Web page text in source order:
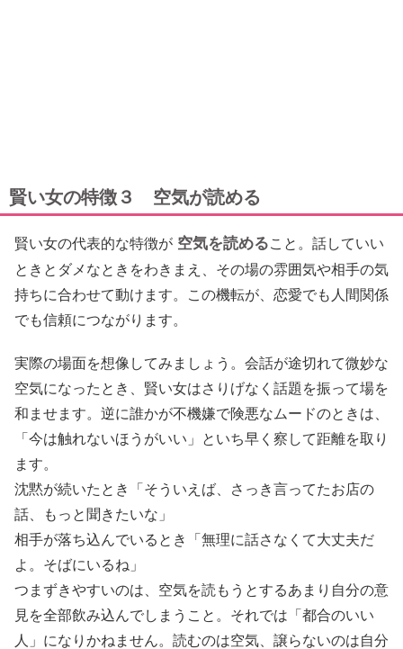
賢い女の特徴３ 空気が読める
賢い女の代表的な特徴が 空気を読めること。話していい
ときとダメなときをわきまえ、その場の雰囲気や相手の気
持ちに合わせて動けます。この機転が、恋愛でも人間関係
でも信頼につながります。
実際の場面を想像してみましょう。会話が途切れて微妙な
空気になったとき、賢い女はさりげなく話題を振って場を
和ませます。逆に誰かが不機嫌で険悪なムードのときは、
「今は触れないほうがいい」といち早く察して距離を取り
ます。
沈黙が続いたとき「そういえば、さっき言ってたお店の
話、もっと聞きたいな」
相手が落ち込んでいるとき「無理に話さなくて大丈夫だ
よ。そばにいるね」
つまずきやすいのは、空気を読もうとするあまり自分の意
見を全部飲み込んでしまうこと。それでは「都合のいい
人」になりかねません。読むのは空気、譲らないのは自分